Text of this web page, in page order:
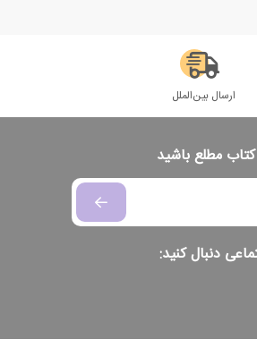
ارسال بین‌الملل
مطلع باشید
دنبال کنید: